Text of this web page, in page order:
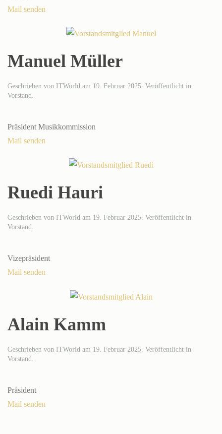
Mail senden
Manuel Müller
Geschrieben von ITWorld am 19. Februar 2025 . Veröffentlicht in
Vorstand
Präsident Musikkommission
Mail senden
Ruedi Hauri
Geschrieben von ITWorld am 19. Februar 2025. Veröffentlicht in
Vorstand.
Vizepräsident
Mail senden
Alain Kamm
Geschrieben von ITWorld am 19. Februar 2025 . Veröffentlicht in
Vorstand
Präsident
Mail senden